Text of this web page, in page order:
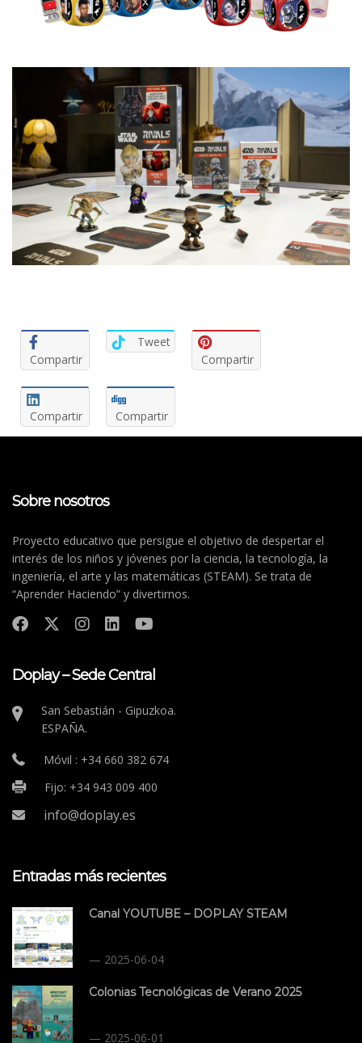
Compartir
Tweet
Compartir
Compartir Compartir
Sobre nosotros
Proyecto educativo que persigue el objetivo de despertar el
interés de los niños y jóvenes por la ciencia, la tecnología, la
ingeniería, el arte y las matemáticas (STEAM). Se trata de
“Aprender Haciendo” y divertirnos.
Doplay – Sede Central
San Sebastián - Gipuzkoa.
ESPAÑA.
Móvil : +34 660 382 674
Fijo: +34 943 009 400
info@doplay.es
Entradas más recientes
Canal YOUTUBE – DOPLAY STEAM
2025-06-04
Colonias Tecnológicas de Verano 2025
2025-06-01